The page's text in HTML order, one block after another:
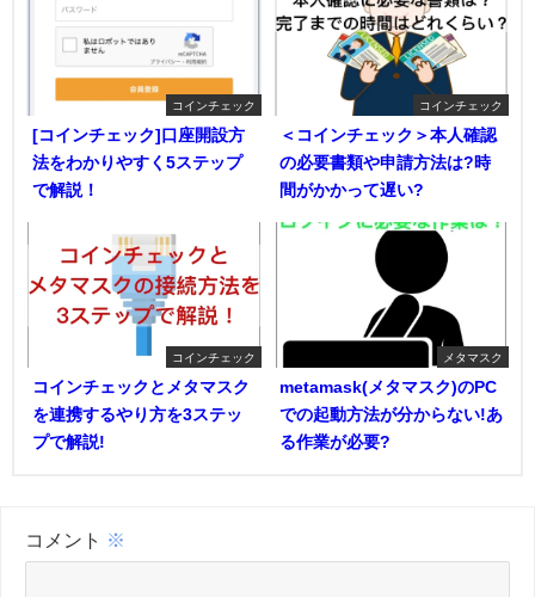
コインチェック
[コインチェック]口座開設方
法をわかりやすく5ステップ
で解説！
コインチェック
＜コインチェック＞本人確認
の必要書類や申請方法は?時
間がかかって遅い?
コインチェック
コインチェックとメタマスク
を連携するやり方を3ステッ
プで解説!
メタマスク
metamask(メタマスク)のPC
での起動方法が分からない!あ
る作業が必要?
コメント ※